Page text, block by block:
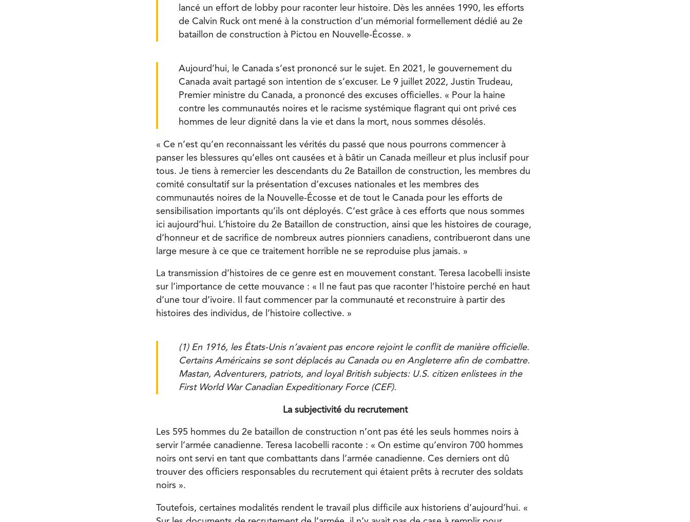
lancé un effort de lobby pour raconter leur histoire. Dès les années 1990, les efforts
de Calvin Ruck ont mené à la construction d’un mémorial formellement dédié au 2e
bataillon de construction à Pictou en Nouvelle-Écosse. »
Aujourd’hui, le Canada s’est prononcé sur le sujet. En 2021, le gouvernement du
Canada avait partagé son intention de s’excuser. Le 9 juillet 2022, Justin Trudeau,
Premier ministre du Canada, a prononcé des excuses officielles. « Pour la haine
contre les communautés noires et le racisme systémique flagrant qui ont privé ces
hommes de leur dignité dans la vie et dans la mort, nous sommes désolés.
« Ce n’est qu’en reconnaissant les vérités du passé que nous pourrons commencer à
panser les blessures qu’elles ont causées et à bâtir un Canada meilleur et plus inclusif pour
tous. Je tiens à remercier les descendants du 2e Bataillon de construction, les membres du
comité consultatif sur la présentation d’excuses nationales et les membres des
communautés noires de la Nouvelle-Écosse et de tout le Canada pour les efforts de
sensibilisation importants qu’ils ont déployés. C’est grâce à ces efforts que nous sommes
ici aujourd’hui. L’histoire du 2e Bataillon de construction, ainsi que les histoires de courage,
d’honneur et de sacrifice de nombreux autres pionniers canadiens, contribueront dans une
large mesure à ce que ce traitement horrible ne se reproduise plus jamais. »
La transmission d’histoires de ce genre est en mouvement constant. Teresa Iacobelli insiste
sur l’importance de cette mouvance : « Il ne faut pas que raconter l’histoire perché en haut
d’une tour d’ivoire. Il faut commencer par la communauté et reconstruire à partir des
histoires des individus, de l’histoire collective. »
(1) En 1916, les États-Unis n’avaient pas encore rejoint le conflit de manière officielle.
Certains Américains se sont déplacés au Canada ou en Angleterre afin de combattre.
Mastan, Adventurers, patriots, and loyal British subjects: U.S. citizen enlistees in the
First World War Canadian Expeditionary Force (CEF).
La subjectivité du recrutement
Les 595 hommes du 2e bataillon de construction n’ont pas été les seuls hommes noirs à
servir l’armée canadienne. Teresa Iacobelli raconte : « On estime qu’environ 700 hommes
noirs ont servi en tant que combattants dans l’armée canadienne. Ces derniers ont dû
trouver des officiers responsables du recrutement qui étaient prêts à recruter des soldats
noirs ».
Toutefois, certaines modalités rendent le travail plus difficile aux historiens d’aujourd’hui. «